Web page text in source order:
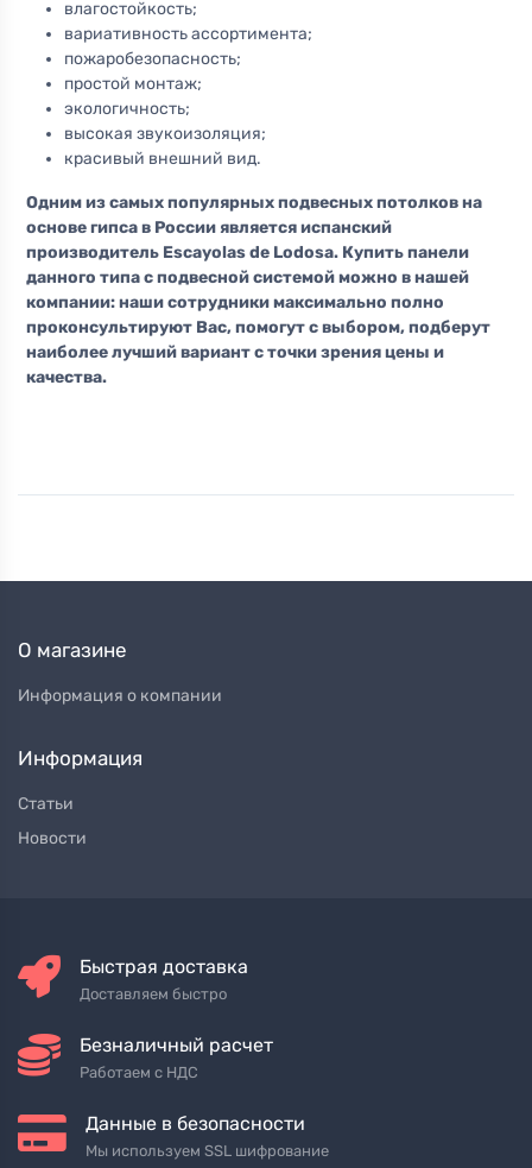
влагостойкость;
вариативность ассортимента;
пожаробезопасность;
простой монтаж;
экологичность;
высокая звукоизоляция;
красивый внешний вид.
Одним из самых популярных подвесных потолков на
основе гипса в России является испанский
производитель Escayolas de Lodosa. Купить панели
данного типа с подвесной системой можно в нашей
компании: наши сотрудники максимально полно
проконсультируют Вас, помогут с выбором, подберут
наиболее лучший вариант с точки зрения цены и
качества.
О магазине
Информация о компании
Информация
Статьи
Новости
Быстрая доставка
Доставляем быстро
Безналичный расчет
Работаем с НДС
Данные в безопасности
Мы используем SSL шифрование